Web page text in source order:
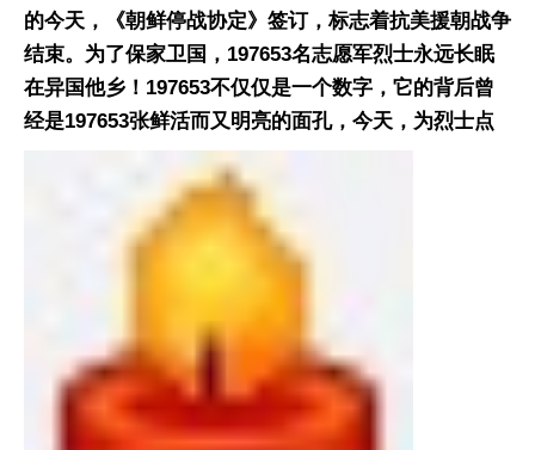
的今天，《朝鲜停战协定》签订，标志着抗美援朝战争
结束。为了保家卫国，197653名志愿军烈士永远长眠
在异国他乡！197653不仅仅是一个数字，它的背后曾
经是197653张鲜活而又明亮的面孔，今天，为烈士点